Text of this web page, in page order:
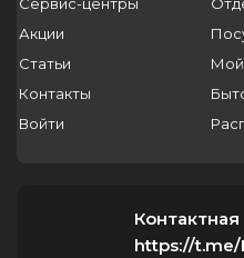
Акции
Статьи
Контакты
Войти
https://t.me/